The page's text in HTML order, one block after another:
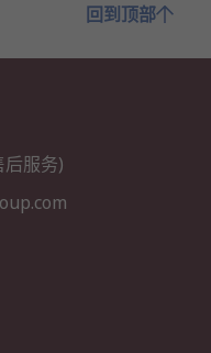
回到顶部
服务)